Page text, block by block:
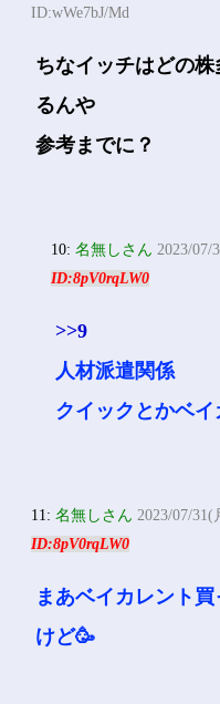
ID:wWe7bJ/Md
ちなイッチはどの
るんや
参考までに？
10:名無しさん 2023/07/
ID:8pV0rqLW0
>>9
人材派遣関係
クイックとかベ
11:名無しさん 2023/07/31(
ID:8pV0rqLW0
まあベイカレント
けど🥳